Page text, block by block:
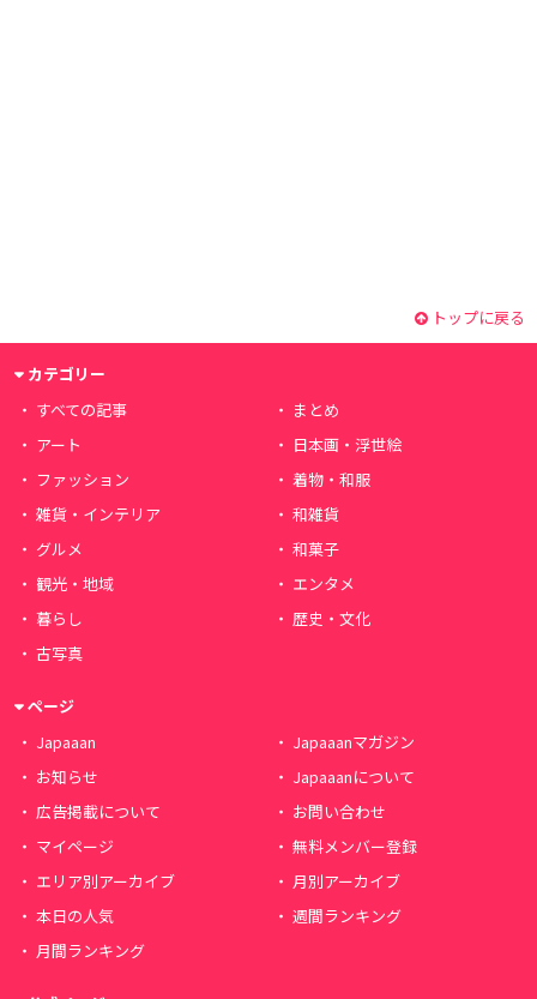
トップに戻る
カテゴリー
すべての記事
まとめ
アート
日本画・浮世絵
ファッション
着物・和服
雑貨・インテリア
和雑貨
グルメ
和菓子
観光・地域
エンタメ
暮らし
歴史・文化
古写真
ページ
Japaaan
Japaaanマガジン
お知らせ
Japaaanについて
広告掲載について
お問い合わせ
マイページ
無料メンバー登録
エリア別アーカイブ
月別アーカイブ
本日の人気
週間ランキング
月間ランキング